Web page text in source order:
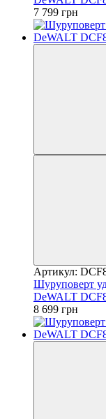
7 799 грн
Артикул:
Шуруповерт
DeWALT
8 699 грн